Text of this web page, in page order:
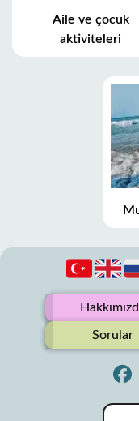
Aile ve çocuk
aktiviteleri
Sorular